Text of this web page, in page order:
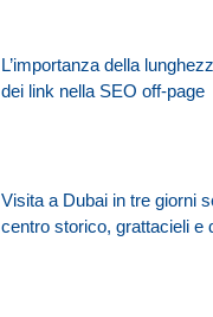
L’importanza della
dei link nella SEO off-page
Visita a Dubai in tre giorni
centro storico, grattacieli e